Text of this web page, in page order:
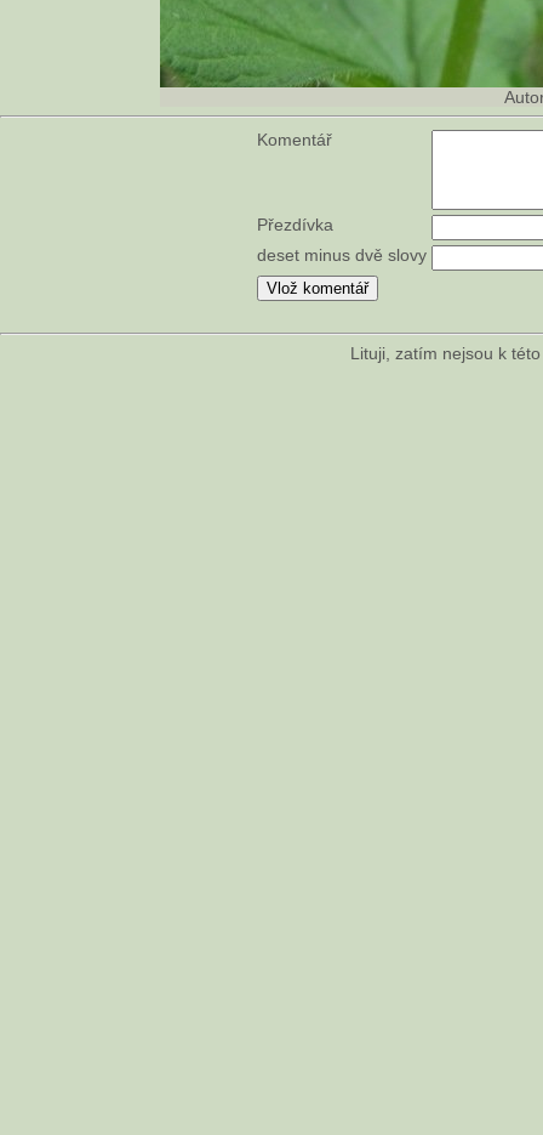
Komentář
Přezdívka
deset minus dvě slovy
Lituji, zatím nejsou k